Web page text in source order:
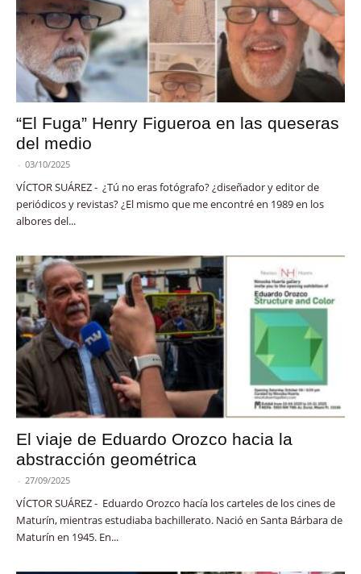
“El Fuga” Henry Figueroa en las queseras
del medio
- 03/10/2025
VÍCTOR SUÁREZ - ¿Tú no eras fotógrafo? ¿diseñador y editor de
periódicos y revistas? ¿El mismo que me encontré en 1989 en los
albores del...
El viaje de Eduardo Orozco hacia la
abstracción geométrica
- 27/09/2025
VÍCTOR SUÁREZ - Eduardo Orozco hacía los carteles de los cines de
Maturín, mientras estudiaba bachillerato. Nació en Santa Bárbara de
Maturín en 1945. En...